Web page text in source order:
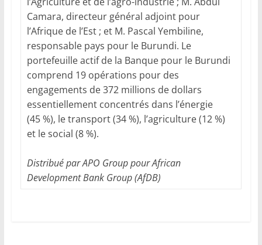
Camara, directeur général adjoint pour
l’Afrique de l’Est ; et M. Pascal Yembiline,
responsable pays pour le Burundi. Le
portefeuille actif de la Banque pour le Burundi
comprend 19 opérations pour des
engagements de 372 millions de dollars
essentiellement concentrés dans l’énergie
(45 %), le transport (34 %), l’agriculture (12 %)
et le social (8 %).
Distribué par APO Group pour African
Development Bank Group (AfDB)